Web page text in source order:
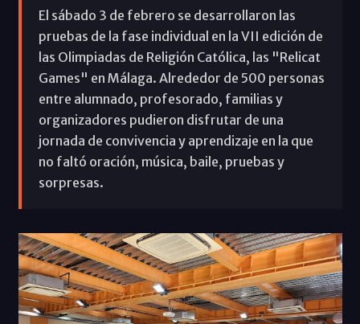
El sábado 3 de febrero se desarrollaron las
pruebas de la fase individual en la VII edición de
las Olimpiadas de Religión Católica, las "Relicat
Games" en Málaga. Alrededor de 500 personas
entre alumnado, profesorado, familias y
organizadores pudieron disfrutar de una
jornada de convivencia y aprendizaje en la que
no faltó oración, música, baile, pruebas y
sorpresas.